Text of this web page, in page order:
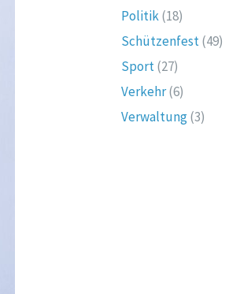
Politik(18)
Schützenfest(49)
Sport(27)
Verkehr(6)
Verwaltung(3)